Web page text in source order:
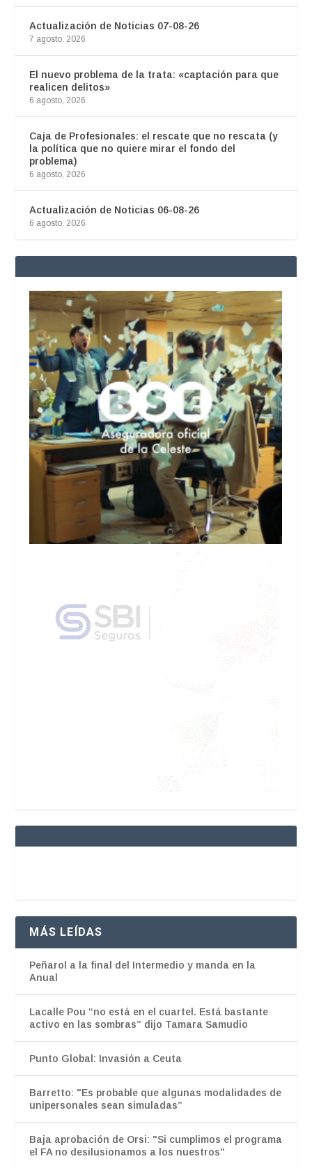
Actualización de Noticias 07-08-26
7 agosto, 2026
El nuevo problema de la trata: «captación para que
realicen delitos»
6 agosto, 2026
Caja de Profesionales: el rescate que no rescata (y
la política que no quiere mirar el fondo del
problema)
6 agosto, 2026
Actualización de Noticias 06-08-26
6 agosto, 2026
MÁS LEÍDAS
Peñarol a la final del Intermedio y manda en la
Anual
Lacalle Pou “no está en el cuartel. Está bastante
activo en las sombras” dijo Tamara Samudio
Punto Global: Invasión a Ceuta
Barretto: "Es probable que algunas modalidades de
unipersonales sean simuladas”
Baja aprobación de Orsi: "Si cumplimos el programa
el FA no desilusionamos a los nuestros"